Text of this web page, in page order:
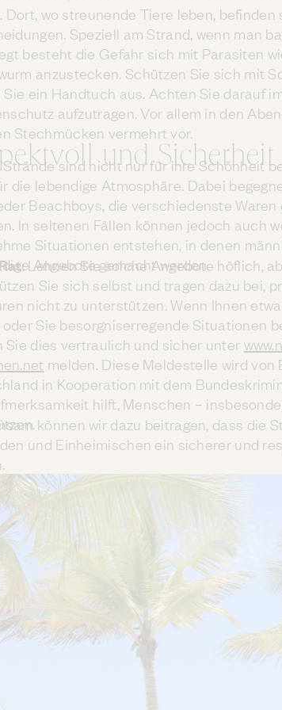
Dort, wo streunende Tiere leben, befinden
Speziell am Strand, wenn man
besteht die Gefahr sich mit Parasiten
anzustecken. Schützen Sie sich mit
ein Handtuch aus. Achten Sie darauf
aufzutragen. Vor allem in den
Stechmücken vermehrt vor.
und Sicherheit
sind nicht nur für ihre Schönheit
die lebendige Atmosphäre. Dabei
Beachboys, die verschiedenste Waren
In seltenen Fällen können jedoch auch
Situationen entstehen, in denen
Angebote gemacht werden.
: Lehnen Sie solche Angebote höflich,
Sie sich selbst und tragen dazu bei,
nicht zu unterstützen. Wenn Ihnen
Sie besorgniserregende Situationen
Sie dies vertraulich und sicher unter
melden. Diese Meldestelle wird von
in Kooperation mit dem
hilft, Menschen –
können wir dazu beitragen, dass die
und Einheimischen ein sicherer und